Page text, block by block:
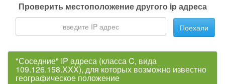
Проверить местоположение другого ip адреса
Поехали
"Соседние" IP адреса (класса C, вида
109.126.158.XXX), для которых возможно известно
географическое положение